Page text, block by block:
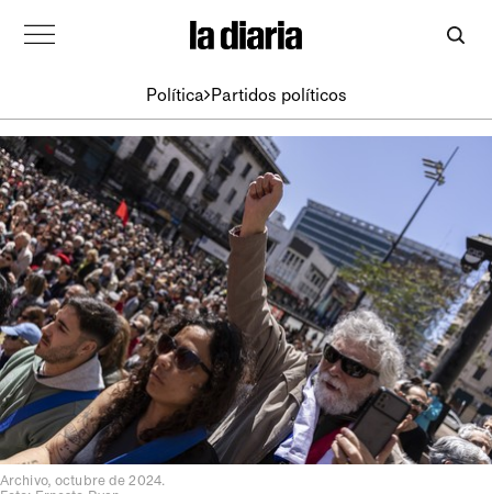
Política Partidos políticos
Archivo, octubre de 2024.